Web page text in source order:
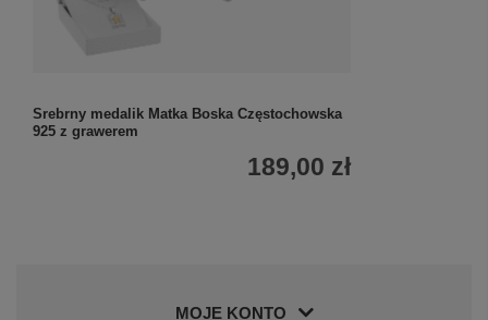
Srebrny medalik Matka Boska Częstochowska
925 z grawerem
189,00 zł
MOJE KONTO